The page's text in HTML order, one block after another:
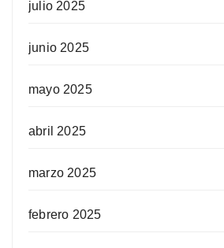
julio 2025
junio 2025
mayo 2025
abril 2025
marzo 2025
febrero 2025